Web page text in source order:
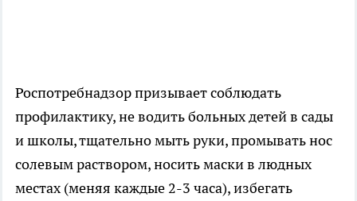
Роспотребнадзор призывает соблюдать
профилактику, не водить больных детей в сады
и школы, тщательно мыть руки, промывать нос
солевым раствором, носить маски в людных
местах (меняя каждые 2-3 часа), избегать